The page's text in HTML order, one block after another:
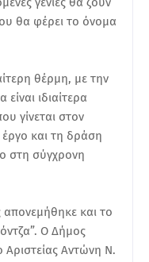
θα φέρει το όνομα
θέρμη, με την
ιδιαίτερα
γίνεται στον
και τη δράση
στη σύγχρονη
και το
Ο Δήμος
Αριστείας Αντώνη Ν.